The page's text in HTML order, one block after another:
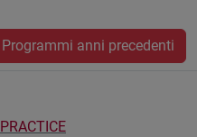
Programmi anni precedenti